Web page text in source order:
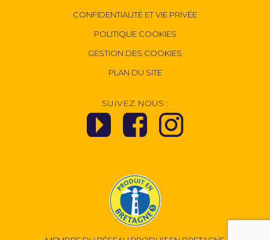
CONFIDENTIALITÉ ET VIE PRIVÉE
POLITIQUE COOKIES
GESTION DES COOKIES
PLAN DU SITE
SUIVEZ NOUS :